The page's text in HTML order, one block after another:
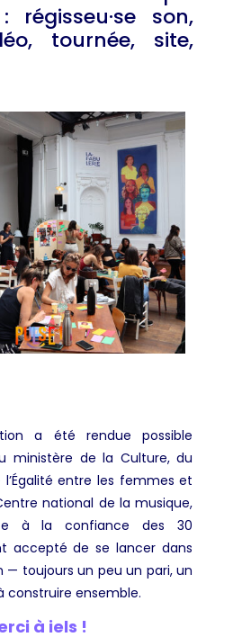
régisseu·se son,
tournée, site,
a été rendue possible
ministère de la Culture, du
entre les femmes et
national de la musique,
à la confiance des 30
accepté de se lancer dans
— toujours un peu un pari, un
construire ensemble.
à iels !